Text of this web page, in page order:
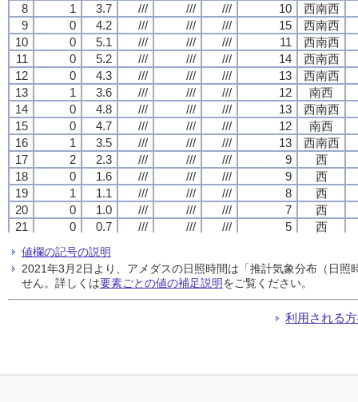
8
1 3.7 /// /// /// 10
西南西
9
0 4.2 /// /// /// 15
西南西
10
0 5.1 /// /// /// 11
西南西
11
0 5.2 /// /// /// 14
西南西
12
0 4.3 /// /// /// 13
西南西
13
1 3.6 /// /// /// 12
南西
14
0 4.8 /// /// /// 13
西南西
15
0 4.7 /// /// /// 12
南西
16
1 3.5 /// /// /// 13
西南西
17
2 2.3 /// /// /// 9
西
18
0 1.6 /// /// /// 9
西
19
1 1.1 /// /// /// 8
西
20
0 1.0 /// /// /// 7
西
21
0 0.7 /// /// /// 5
西
23
0 0.5
24
0 1.7 /// /// /// 4 西
8
1 3.7 /// /// /// 10
西南西
9
0 4.2 /// /// /// 15
西南西
10
0 5.1 /// /// /// 11
西南西
11
0 5.2 /// /// /// 14
西南西
12
0 4.3 /// /// /// 13
西南西
13
1 3.6 /// /// /// 12
南西
14
0 4.8 /// /// /// 13
西南西
15
0 4.7 /// /// /// 12
南西
16
1 3.5 /// /// /// 13
西南西
17
2 2.3 /// /// /// 9
西
18
0 1.6 /// /// /// 9
西
19
1 1.1 /// /// /// 8
西
20
0 1.0 /// /// /// 7
西
21
0 0.7 /// /// /// 5
西
23
0 0.5
24
0 1.7 /// /// /// 4 西
8
1 3.7 /// /// /// 10
西南西
9
0 4.2 /// /// /// 15
西南西
10
0 5.1 /// /// /// 11
西南西
11
0 5.2 /// /// /// 14
西南西
12
0 4.3 /// /// /// 13
西南西
13
1 3.6 /// /// /// 12
南西
14
0 4.8 /// /// /// 13
西南西
15
0 4.7 /// /// /// 12
南西
16
1 3.5 /// /// /// 13
西南西
17
2 2.3 /// /// /// 9
西
18
0 1.6 /// /// /// 9
西
19
1 1.1 /// /// /// 8
西
20
0 1.0 /// /// /// 7
西
21
0 0.7 /// /// /// 5
西
23
0 0.5
24
0 1.7 /// /// /// 4 西
8
1 3.7 /// /// /// 10
西南西
9
0 4.2 /// /// /// 15
西南西
10
0 5.1 /// /// /// 11
西南西
11
0 5.2 /// /// /// 14
西南西
12
0 4.3 /// /// /// 13
西南西
13
1 3.6 /// /// /// 12
南西
14
0 4.8 /// /// /// 13
西南西
15
0 4.7 /// /// /// 12
南西
16
1 3.5 /// /// /// 13
西南西
17
2 2.3 /// /// /// 9
西
18
0 1.6 /// /// /// 9
西
19
1 1.1 /// /// /// 8
西
20
0 1.0 /// /// /// 7
西
21
0 0.7 /// /// /// 5
西
23
0 0.5
24
0 1.7 /// /// /// 4 西
値欄の記号の説明
2021年3月2日より、アメダスの日照時間は「推計気象分布（日
せん。詳しくは要素ごとの値の補足説明をご覧ください。
利用される